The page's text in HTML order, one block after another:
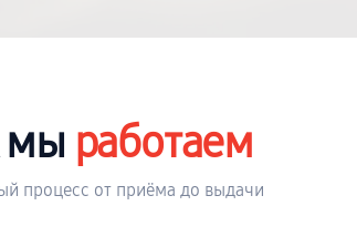
мы работаем
процесс от приёма до выдачи